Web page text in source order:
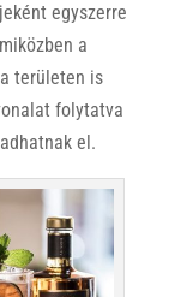
egyszerre
a
területen is
folytatva
el.